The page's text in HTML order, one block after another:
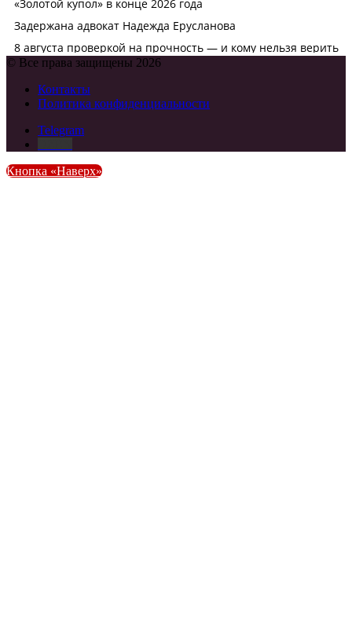
© Все права защищены 2026
Контакты
Политика конфиденциальности
Telegram
Кнопка «Наверх»